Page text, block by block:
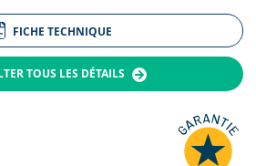
FICHE TECHNIQUE
TOUS LES DÉTAILS